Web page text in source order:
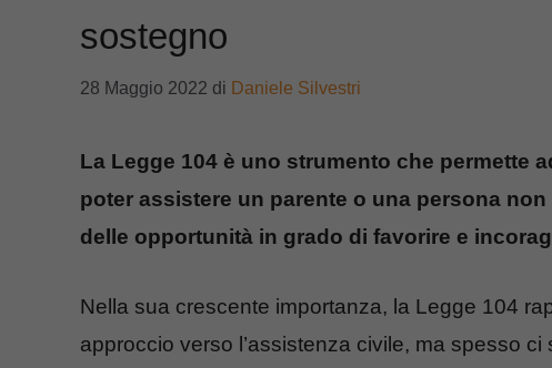
sostegno
28 Maggio 2022 di Daniele Silvestri
La Legge 104 è uno strumento che permette
poter assistere un parente o una persona
delle opportunità in grado di favorire e
Nella sua crescente importanza, la Legge 104
approccio verso l’assistenza civile, ma spesso